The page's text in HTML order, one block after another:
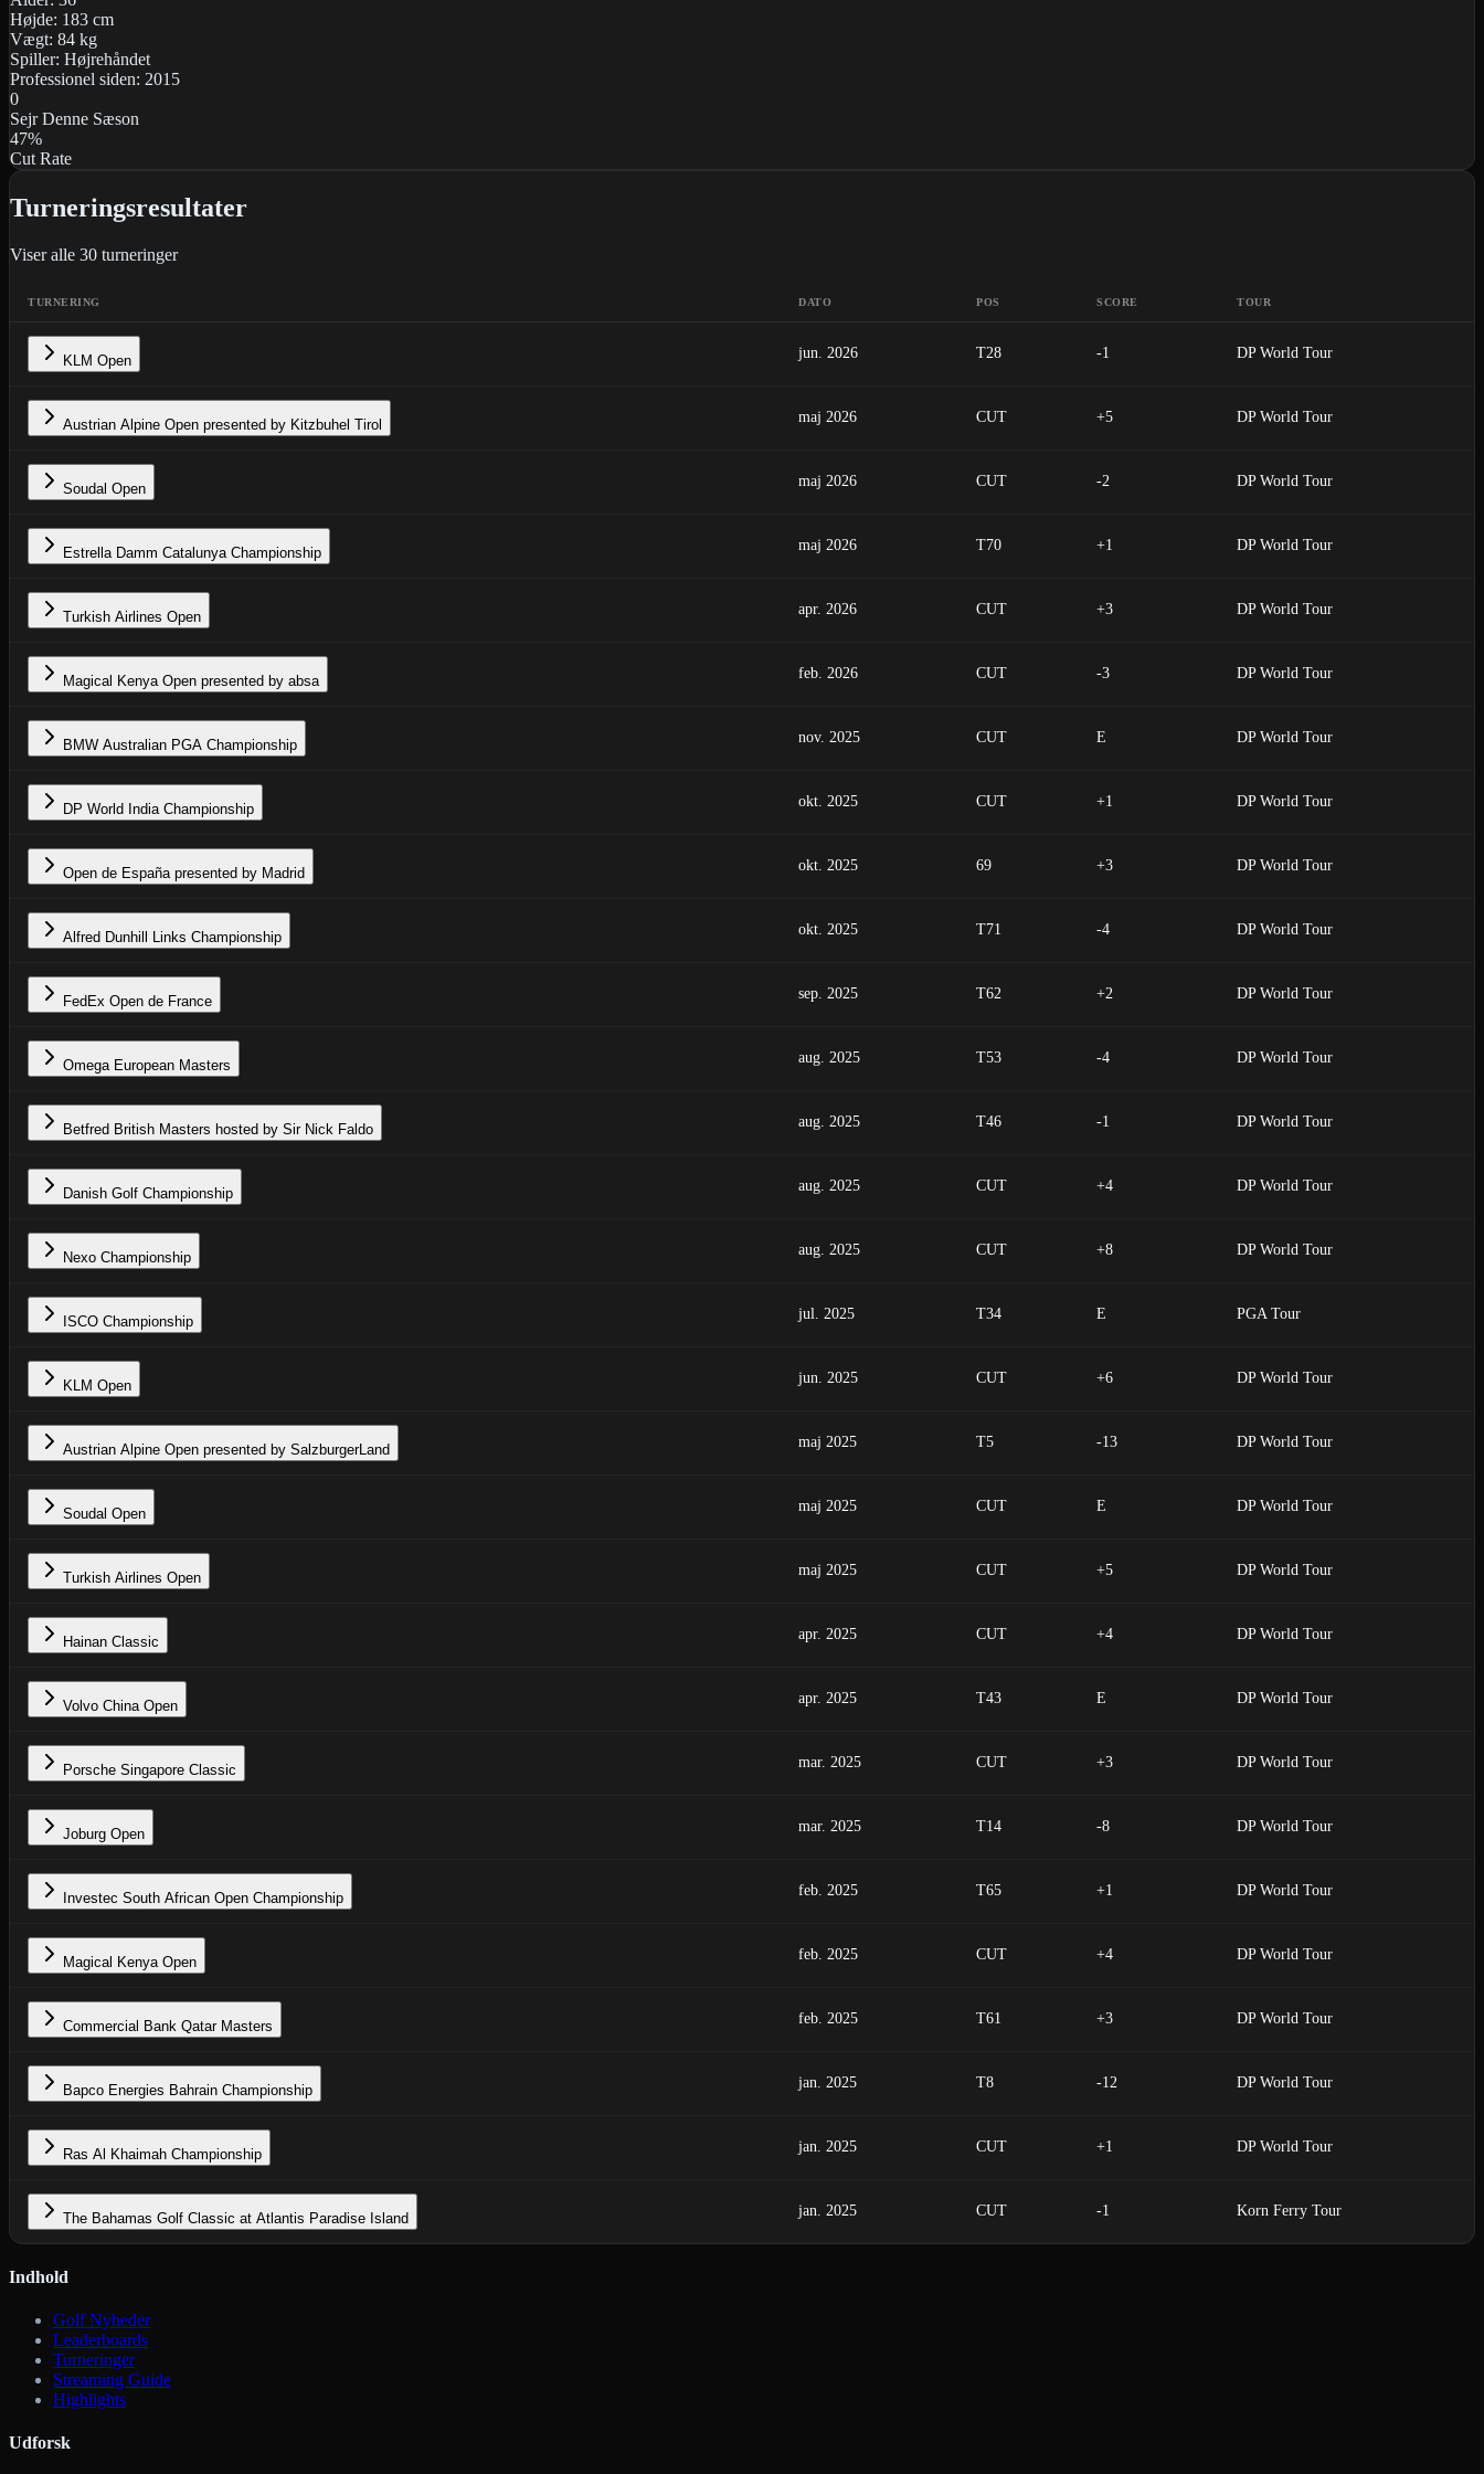
Højde: 183 cm
Vægt: 84 kg
Spiller: Højrehåndet
Professionel siden: 2015
0
Sejr Denne Sæson
47%
Cut Rate
Turneringsresultater
Viser alle 30 turneringer
TURNERING DATO POS SCORE TOUR
KLM Open jun. 2026 T28 -1 DP World Tour
Austrian Alpine Open presented by Kitzbuhel Tirol maj 2026 CUT +5 DP World Tour
Soudal Open maj 2026 CUT -2 DP World Tour
Estrella Damm Catalunya Championship maj 2026 T70 +1 DP World Tour
Turkish Airlines Open apr. 2026 CUT +3 DP World Tour
Magical Kenya Open presented by absa feb. 2026 CUT -3 DP World Tour
BMW Australian PGA Championship nov. 2025 CUT E DP World Tour
DP World India Championship okt. 2025 CUT +1 DP World Tour
Open de España presented by Madrid okt. 2025 69 +3 DP World Tour
Alfred Dunhill Links Championship okt. 2025 T71 -4 DP World Tour
FedEx Open de France sep. 2025 T62 +2 DP World Tour
Omega European Masters aug. 2025 T53 -4 DP World Tour
Betfred British Masters hosted by Sir Nick Faldo aug. 2025 T46 -1 DP World Tour
Danish Golf Championship aug. 2025 CUT +4 DP World Tour
Nexo Championship aug. 2025 CUT +8 DP World Tour
ISCO Championship jul. 2025 T34 E PGA Tour
KLM Open jun. 2025 CUT +6 DP World Tour
Austrian Alpine Open presented by SalzburgerLand maj 2025 T5 -13 DP World Tour
Soudal Open maj 2025 CUT E DP World Tour
Turkish Airlines Open maj 2025 CUT +5 DP World Tour
Hainan Classic apr. 2025 CUT +4 DP World Tour
Volvo China Open apr. 2025 T43 E DP World Tour
Porsche Singapore Classic mar. 2025 CUT +3 DP World Tour
Joburg Open mar. 2025 T14 -8 DP World Tour
Investec South African Open Championship feb. 2025 T65 +1 DP World Tour
Magical Kenya Open feb. 2025 CUT +4 DP World Tour
Commercial Bank Qatar Masters feb. 2025 T61 +3 DP World Tour
Bapco Energies Bahrain Championship jan. 2025 T8 -12 DP World Tour
Ras Al Khaimah Championship jan. 2025 CUT +1 DP World Tour
The Bahamas Golf Classic at Atlantis Paradise Island jan. 2025 CUT -1 Korn Ferry Tour
Indhold
Golf Nyheder
Leaderboards
Turneringer
Streaming Guide
Highlights
Udforsk